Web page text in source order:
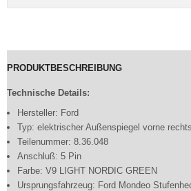
PRODUKTBESCHREIBUNG
Technische Details:
Hersteller: Ford
Typ: elektrischer Außenspiegel vorne rechts
Teilenummer: 8.36.048
Anschluß: 5 Pin
Farbe: V9 LIGHT NORDIC GREEN
Ursprungsfahrzeug: Ford Mondeo